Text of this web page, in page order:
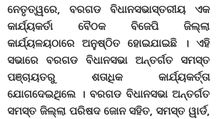
ନେତୃତ୍ୱରେ, ବରଗଡ ବିଧାନସଭାସ୍ତରୀୟ ଏକ
କାର୍ଯ୍ୟକର୍ତା ବୈଠକ ବିଜେପି ଜିଲ୍ଲା
କାର୍ଯ୍ୟଳୟଠାରେ ଅନୁଷ୍ଠିତ ହୋଇଯାଇଛି । ଏହି
ସଭାରେ ବରଗଡ ବିଧାନସଭା ଅନ୍ତର୍ଗତ ସମସ୍ତ
ପଞ୍ଚାୟତରୁ ଶତାଧିକ କାର୍ଯ୍ୟକର୍ତ୍ତା
ଯୋଗଦେଇଥିଲେ । ବରଗଡ ବିଧାନସଭା ଅନ୍ତର୍ଗତ
ସମସ୍ତ ଜିଲ୍ଲା ପରିଷଦ ଜୋନ ସହିତ, ସମସ୍ତ ୱାର୍ଡ,